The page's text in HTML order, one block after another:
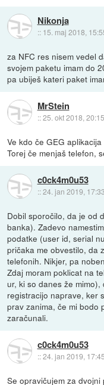
Nikonja
:: 15. maj 2018,
za NFC res nisem vedel
svojem paketu imam do
pa ubiješ kateri paket
MrStein
::25. okt 2018, 20:15
Ve kdo če GEG
Torej če menjaš telefon,
c0ck4m0u53
::24. jan 2019, 17:33
Dobil sporočilo, da je od
banka). Zadevo
podatke (user id, serial
pričaka me obvestilo, da
telefonih. Nikjer, pa
Zdaj moram poklicat na
ur, ki so danes že
registracijo naprave, ker
prav zanima, če mi bodo
zaračunali.
c0ck4m0u53
::24. jan 2019, 17:45
Se opravičujem za